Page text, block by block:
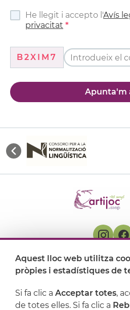
He llegit i accepto l'Avís
privacitat
B2XIM7
Apunta'm
On ens trobem
Aquest lloc web utilitza
pròpies i estadístiques de
Si fa clic a Acceptar totes,
de totes elles. Si fa clic a